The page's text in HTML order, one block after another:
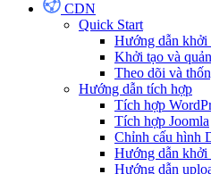
CDN
Quick Start
Hướng dẫn khởi
Khởi tạo và
Theo dõi và
Hướng dẫn tích hợp
Tích hợp
Tích hợp Joomla
Chỉnh cấu hình
Hướng dẫn
Hướng dẫn